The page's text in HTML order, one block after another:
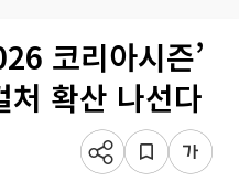
코리아시즌’
확산 나선다